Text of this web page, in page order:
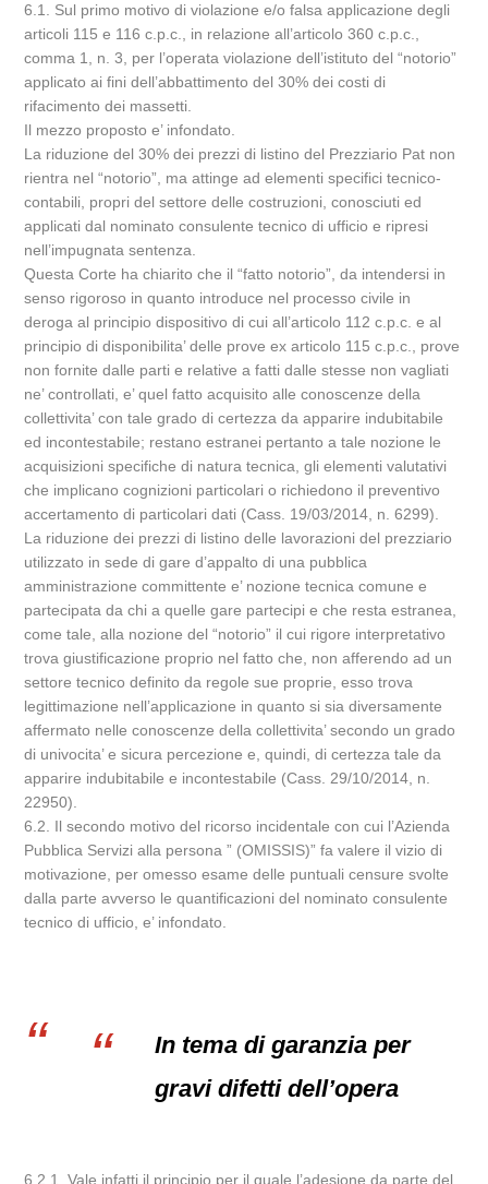
6.1. Sul primo motivo di violazione e/o falsa applicazione degli
articoli 115 e 116 c.p.c., in relazione all’articolo 360 c.p.c.,
comma 1, n. 3, per l’operata violazione dell’istituto del “notorio”
applicato ai fini dell’abbattimento del 30% dei costi di
rifacimento dei massetti.
Il mezzo proposto e’ infondato.
La riduzione del 30% dei prezzi di listino del Prezziario Pat non
rientra nel “notorio”, ma attinge ad elementi specifici tecnico-
contabili, propri del settore delle costruzioni, conosciuti ed
applicati dal nominato consulente tecnico di ufficio e ripresi
nell’impugnata sentenza.
Questa Corte ha chiarito che il “fatto notorio”, da intendersi in
senso rigoroso in quanto introduce nel processo civile in
deroga al principio dispositivo di cui all’articolo 112 c.p.c. e al
principio di disponibilita’ delle prove ex articolo 115 c.p.c., prove
non fornite dalle parti e relative a fatti dalle stesse non vagliati
ne’ controllati, e’ quel fatto acquisito alle conoscenze della
collettivita’ con tale grado di certezza da apparire indubitabile
ed incontestabile; restano estranei pertanto a tale nozione le
acquisizioni specifiche di natura tecnica, gli elementi valutativi
che implicano cognizioni particolari o richiedono il preventivo
accertamento di particolari dati (Cass. 19/03/2014, n. 6299).
La riduzione dei prezzi di listino delle lavorazioni del prezziario
utilizzato in sede di gare d’appalto di una pubblica
amministrazione committente e’ nozione tecnica comune e
partecipata da chi a quelle gare partecipi e che resta estranea,
come tale, alla nozione del “notorio” il cui rigore interpretativo
trova giustificazione proprio nel fatto che, non afferendo ad un
settore tecnico definito da regole sue proprie, esso trova
legittimazione nell’applicazione in quanto si sia diversamente
affermato nelle conoscenze della collettivita’ secondo un grado
di univocita’ e sicura percezione e, quindi, di certezza tale da
apparire indubitabile e incontestabile (Cass. 29/10/2014, n.
22950).
6.2. Il secondo motivo del ricorso incidentale con cui l’Azienda
Pubblica Servizi alla persona ” (OMISSIS)” fa valere il vizio di
motivazione, per omesso esame delle puntuali censure svolte
dalla parte avverso le quantificazioni del nominato consulente
tecnico di ufficio, e’ infondato.
In tema di garanzia per
gravi difetti dell’opera
6.2.1. Vale infatti il principio per il quale l’adesione da parte del